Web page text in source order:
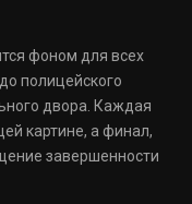
фоном для всех
полицейского
двора. Каждая
картине, а финал,
завершенности